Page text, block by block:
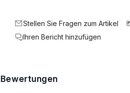
Stellen Sie Fragen zum Artikel
Ihren Bericht hinzufügen
Bewertungen